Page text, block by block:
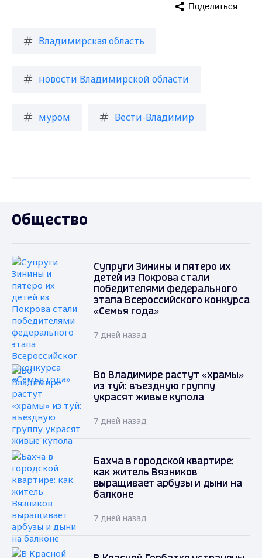
Владимирская область
новости Владимирской области
муром Вести-Владимир
Поделиться
Общество
Супруги Зинины и пятеро их
детей из Покрова стали
победителями федерального
этапа Всероссийского конкурса
«Семья года»
7 дней назад
Во Владимире растут «храмы»
из туй: въездную группу
украсят живые купола
7 дней назад
Бахча в городской квартире:
как житель Вязников
выращивает арбузы и дыни на
балконе
7 дней назад